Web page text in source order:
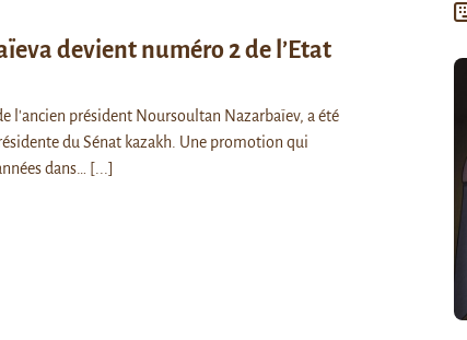
devient numéro 2 de l’Etat
l'ancien président Noursoultan Nazarbaïev, a été
du Sénat kazakh. Une promotion qui
dans…
[...]